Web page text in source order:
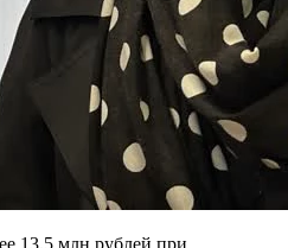
13,5 млн рублей при